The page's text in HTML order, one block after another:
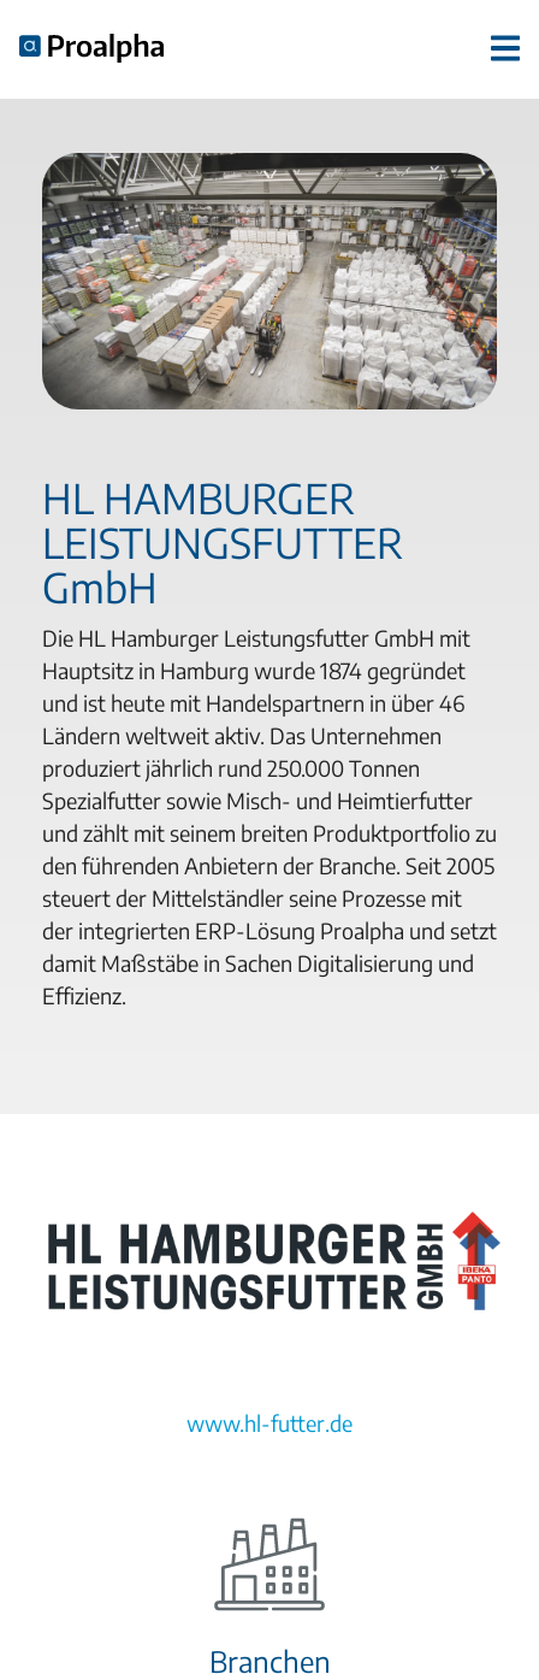
HL HAMBURGER
LEISTUNGSFUTTER
GmbH
Die HL Hamburger Leistungsfutter GmbH mit
Hauptsitz in Hamburg wurde 1874 gegründet
und ist heute mit Handelspartnern in über 46
Ländern weltweit aktiv. Das Unternehmen
produziert jährlich rund 250.000 Tonnen
Spezialfutter sowie Misch- und Heimtierfutter
und zählt mit seinem breiten Produktportfolio zu
den führenden Anbietern der Branche. Seit 2005
steuert der Mittelständler seine Prozesse mit
der integrierten ERP-Lösung Proalpha und setzt
damit Maßstäbe in Sachen Digitalisierung und
Effizienz.
www.hl-futter.de
Branchen